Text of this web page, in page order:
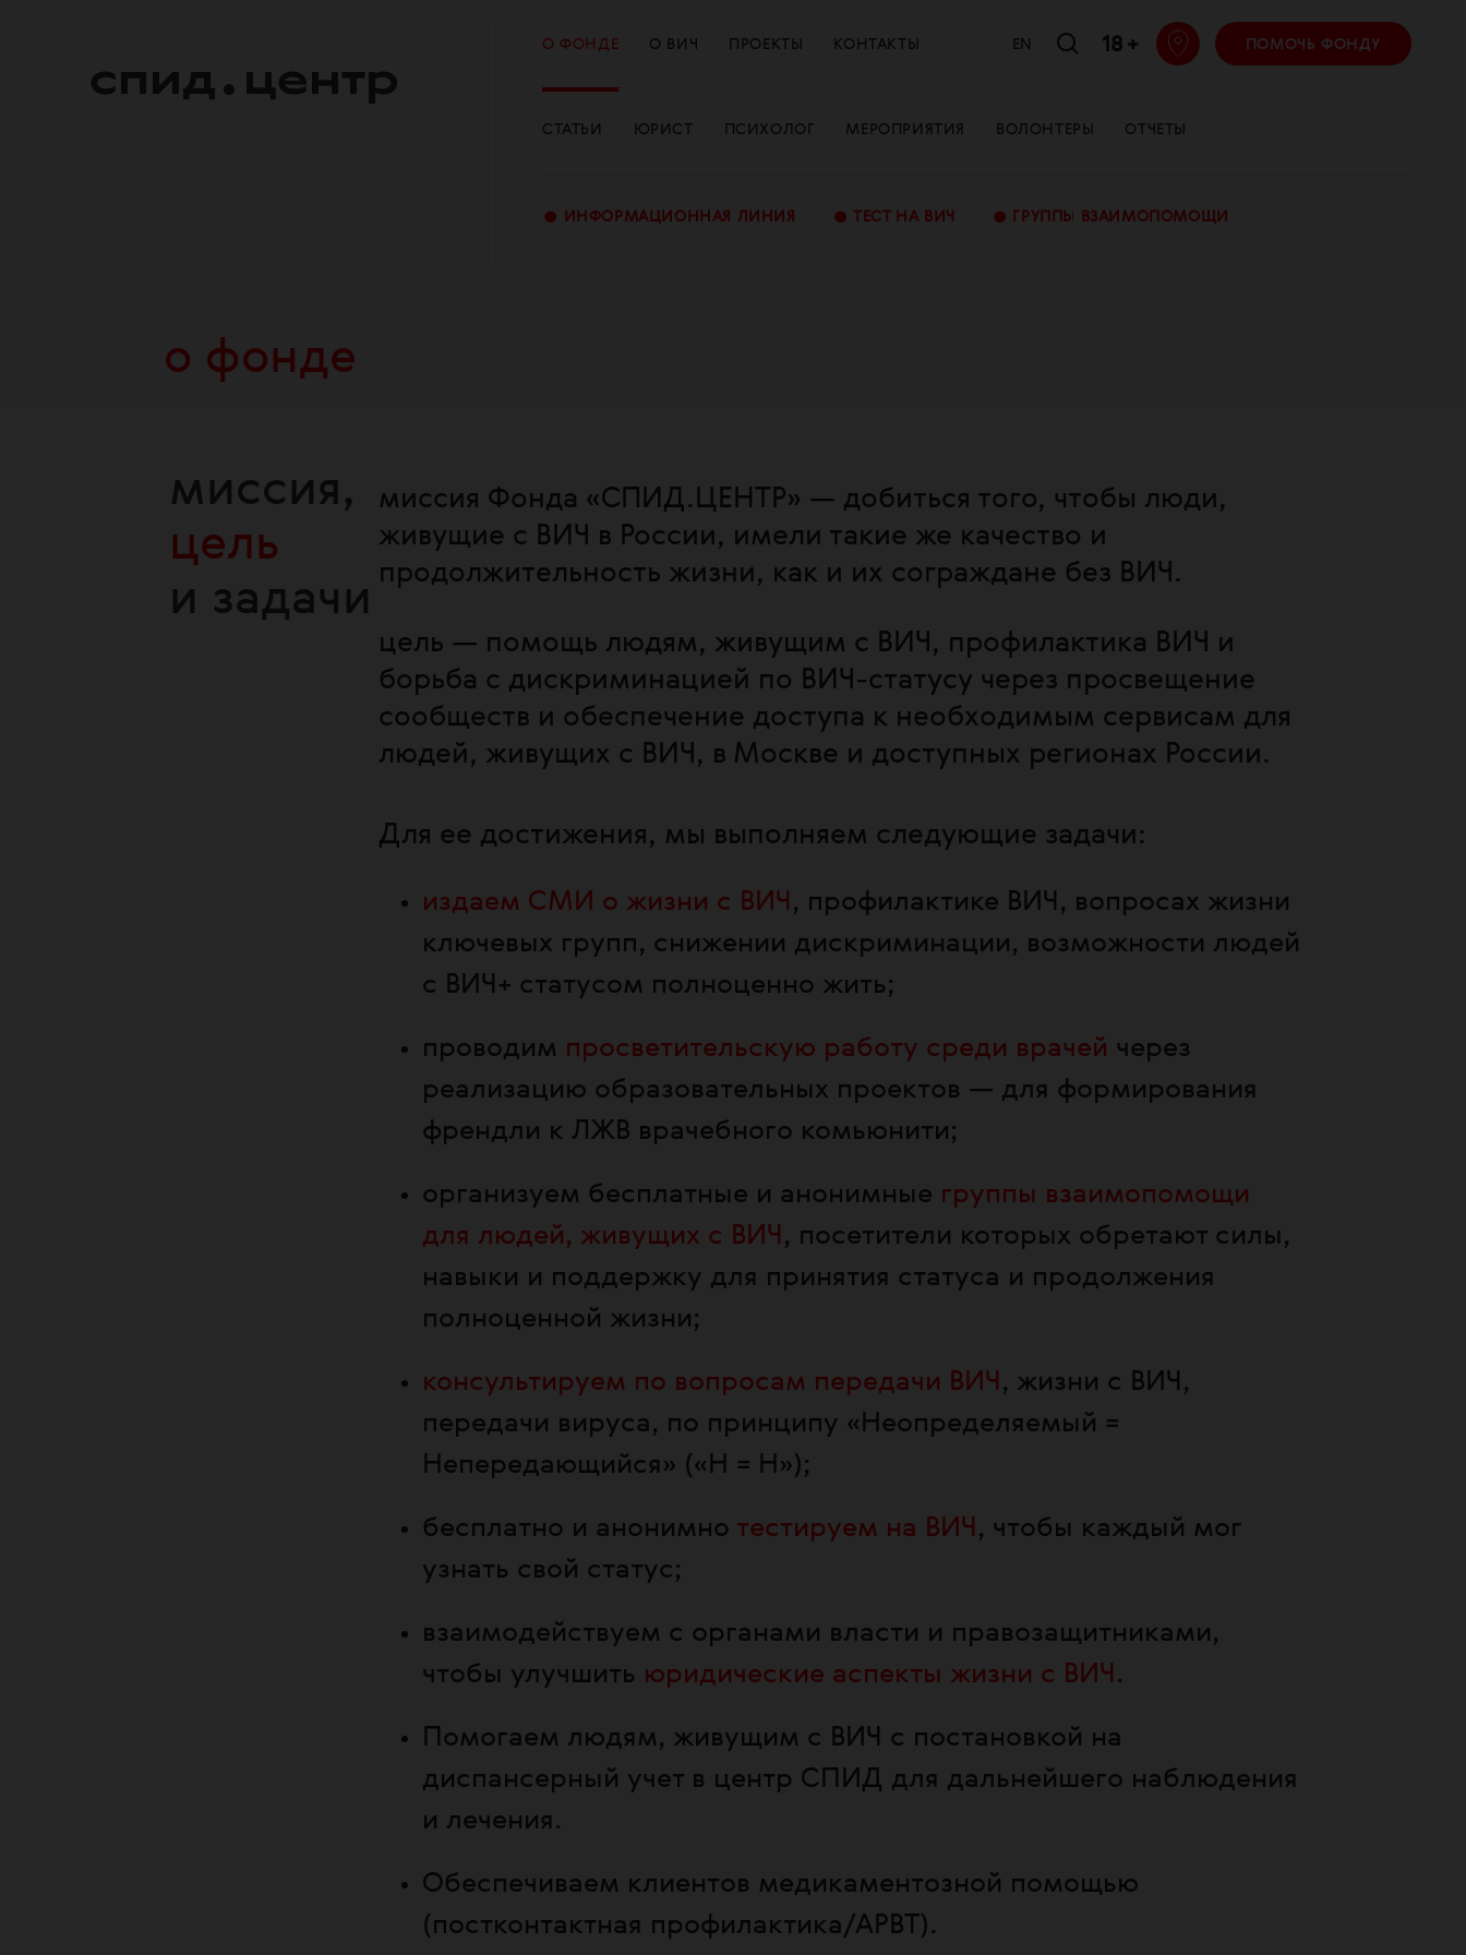
О ФОНДЕ О ВИЧ ПРОЕКТЫ КОНТАКТЫ
СТАТЬИ ЮРИСТ ПСИХОЛОГ МЕРОПРИЯТИЯ ВОЛОНТЕРЫ ОТЧЕТЫ
• ИНФОРМАЦИОННАЯ ЛИНИЯ • ТЕСТ НА ВИЧ • ГРУППЫ ВЗАИМОПОМОЩИ
EN 18 + ПОМОЧЬ ФОНДУ
о фонде
миссия,
цель
и задачи
миссия Фонда «СПИД.ЦЕНТР» — добиться того, чтобы люди,
живущие с ВИЧ в России, имели такие же качество и
продолжительность жизни, как и их сограждане без ВИЧ.
цель — помощь людям, живущим с ВИЧ, профилактика ВИЧ и
борьба с дискриминацией по ВИЧ-статусу через просвещение
сообществ и обеспечение доступа к необходимым сервисам для
людей, живущих с ВИЧ, в Москве и доступных регионах России.
Для ее достижения, мы выполняем следующие задачи:
издаем СМИ о жизни с ВИЧ , профилактике ВИЧ, вопросах жизни
ключевых групп, снижении дискриминации, возможности людей
с ВИЧ+ статусом полноценно жить;
проводим просветительскую работу среди врачей через
реализацию образовательных проектов — для формирования
френдли к ЛЖВ врачебного комьюнити;
организуем бесплатные и анонимные группы взаимопомощи
для людей, живущих с ВИЧ , посетители которых обретают силы,
навыки и поддержку для принятия статуса и продолжения
полноценной жизни;
консультируем по вопросам передачи ВИЧ , жизни с ВИЧ,
передачи вируса, по принципу «Неопределяемый =
Непередающийся» («Н = Н»);
бесплатно и анонимно тестируем на ВИЧ , чтобы каждый мог
узнать свой статус;
взаимодействуем с органами власти и правозащитниками,
чтобы улучшить юридические аспекты жизни с ВИЧ .
Помогаем людям, живущим с ВИЧ с постановкой на
диспансерный учет в центр СПИД для дальнейшего наблюдения
и лечения .
Обеспечиваем клиентов медикаментозной помощью
(постконтактная профилактика/АРВТ).